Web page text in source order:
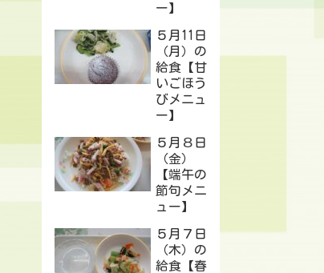
ー】
５月11日
（月）の
給食【甘
いごほう
びメニュ
ー】
５月８日
（金）
【端午の
節句メニ
ュー】
５月７日
（木）の
給食【春